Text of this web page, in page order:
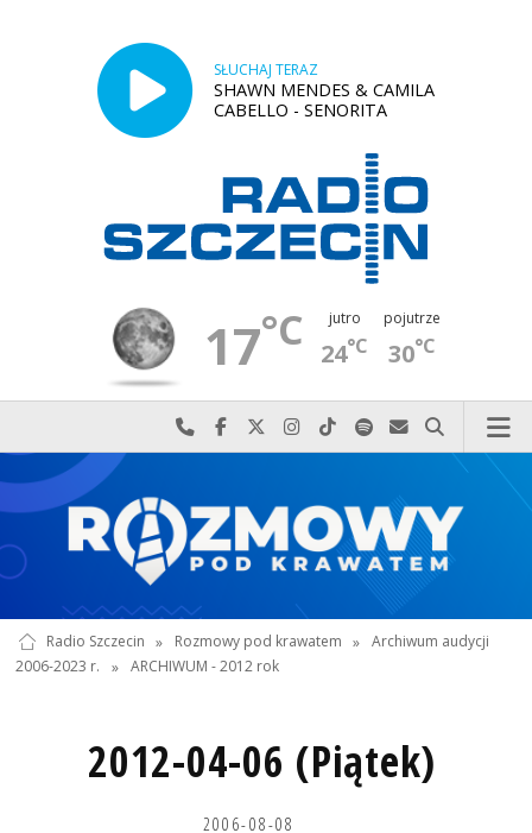
SŁUCHAJ TERAZ
SHAWN MENDES & CAMILA
CABELLO - SENORITA
17°C jutro
24°C
pojutrze
30°C
Najlepiej po prostu do nas zadzwoń
Odwiedź nas na Facebook-u
Odwiedź nas na X
Odwiedź nas na Instagram-ie
Odwiedź nas na TikTok-u
Szukaj nas na Spotify
Wyślij do nas
Szukaj
Radio Szczecin » Rozmowy pod krawatem » Archiwum audycji
2006-2023 r.
» ARCHIWUM - 2012 rok
2012-04-06 (Piątek)
2006-08-08